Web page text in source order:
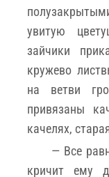
увитую
зайчики
кружево
на ветви
привязаны
качелях,
— Все
кричит ему